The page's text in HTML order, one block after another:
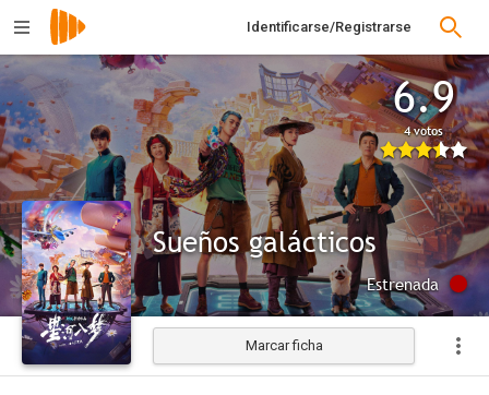
Identificarse/Registrarse
6.9
4 votos
Sueños galácticos
Estrenada
Marcar ficha